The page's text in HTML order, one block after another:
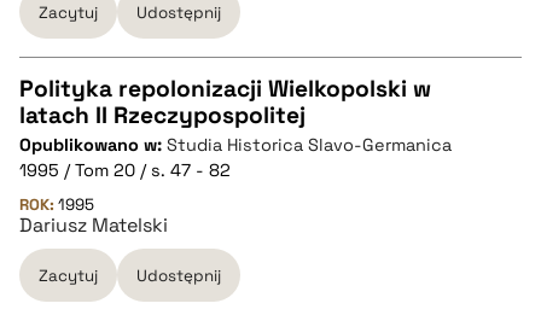
BIBTEX
pobierz cytat
Zacytuj Udostępnij
CZYSTY TEKST
pobierz cytat
BIBTEX
Polityka repolonizacji Wielkopolski w
latach II Rzeczypospolitej
Opublikowano w: Studia Historica Slavo-Germanica
1995 / Tom 20 / s. 47 - 82
ROK: 1995
Dariusz Matelski
Zacytuj Udostępnij